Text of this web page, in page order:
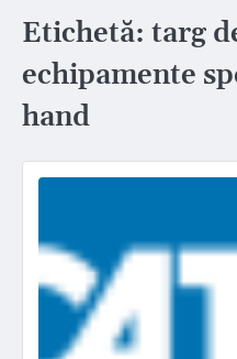
Etichetă: targ
echipamente
hand